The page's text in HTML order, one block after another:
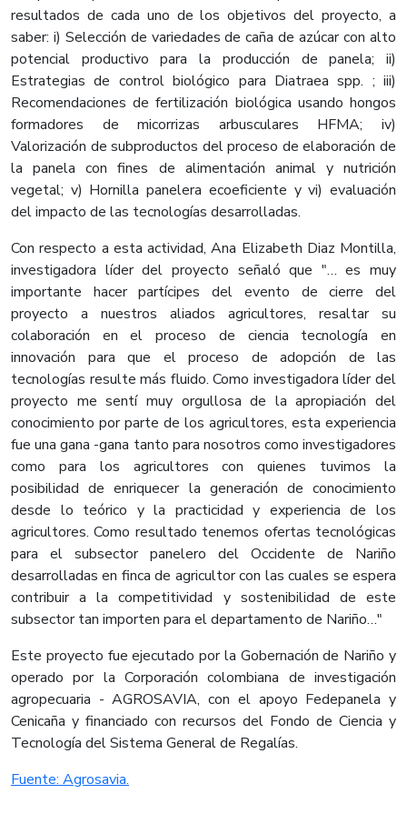
resultados de cada uno de los objetivos del proyecto, a
saber: i) Selección de variedades de caña de azúcar con alto
potencial productivo para la producción de panela; ii)
Estrategias de control biológico para Diatraea spp. ; iii)
Recomendaciones de fertilización biológica usando hongos
formadores de micorrizas arbusculares HFMA; iv)
Valorización de subproductos del proceso de elaboración de
la panela con fines de alimentación animal y nutrición
vegetal; v) Hornilla panelera ecoeficiente y vi) evaluación
del impacto de las tecnologías desarrolladas.
Con respecto a esta actividad, Ana Elizabeth Diaz Montilla,
investigadora líder del proyecto señaló que "… es muy
importante hacer partícipes del evento de cierre del
proyecto a nuestros aliados agricultores, resaltar su
colaboración en el proceso de ciencia tecnología en
innovación para que el proceso de adopción de las
tecnologías resulte más fluido. Como investigadora líder del
proyecto me sentí muy orgullosa de la apropiación del
conocimiento por parte de los agricultores, esta experiencia
fue una gana -gana tanto para nosotros como investigadores
como para los agricultores con quienes tuvimos la
posibilidad de enriquecer la generación de conocimiento
desde lo teórico y la practicidad y experiencia de los
agricultores. Como resultado tenemos ofertas tecnológicas
para el subsector panelero del Occidente de Nariño
desarrolladas en finca de agricultor con las cuales se espera
contribuir a la competitividad y sostenibilidad de este
subsector tan importen para el departamento de Nariño…"
Este proyecto fue ejecutado por la Gobernación de Nariño y
operado por la Corporación colombiana de investigación
agropecuaria - AGROSAVIA, con el apoyo Fedepanela y
Cenicaña y financiado con recursos del Fondo de Ciencia y
Tecnología del Sistema General de Regalías.​
Fuente: Agrosavia.​